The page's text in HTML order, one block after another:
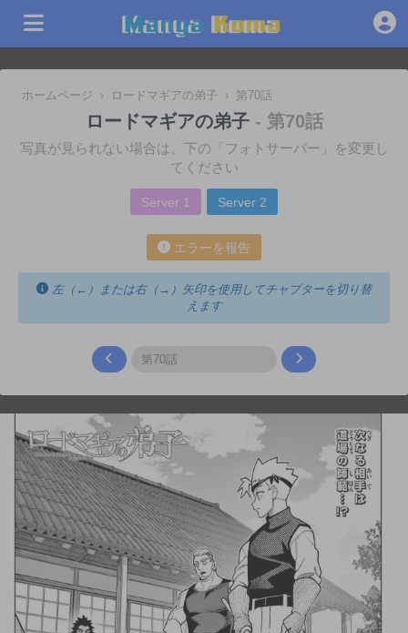
ホームページ › ロードマギアの弟子 › 第70話
ロードマギアの弟子 - 第70話
写真が見られない場合は、下の「フォトサーバー」を変更し
てください
Server 1 Server 2
エラーを報告
左（←）または右（→）矢印を使用してチャプターを切り替
えます